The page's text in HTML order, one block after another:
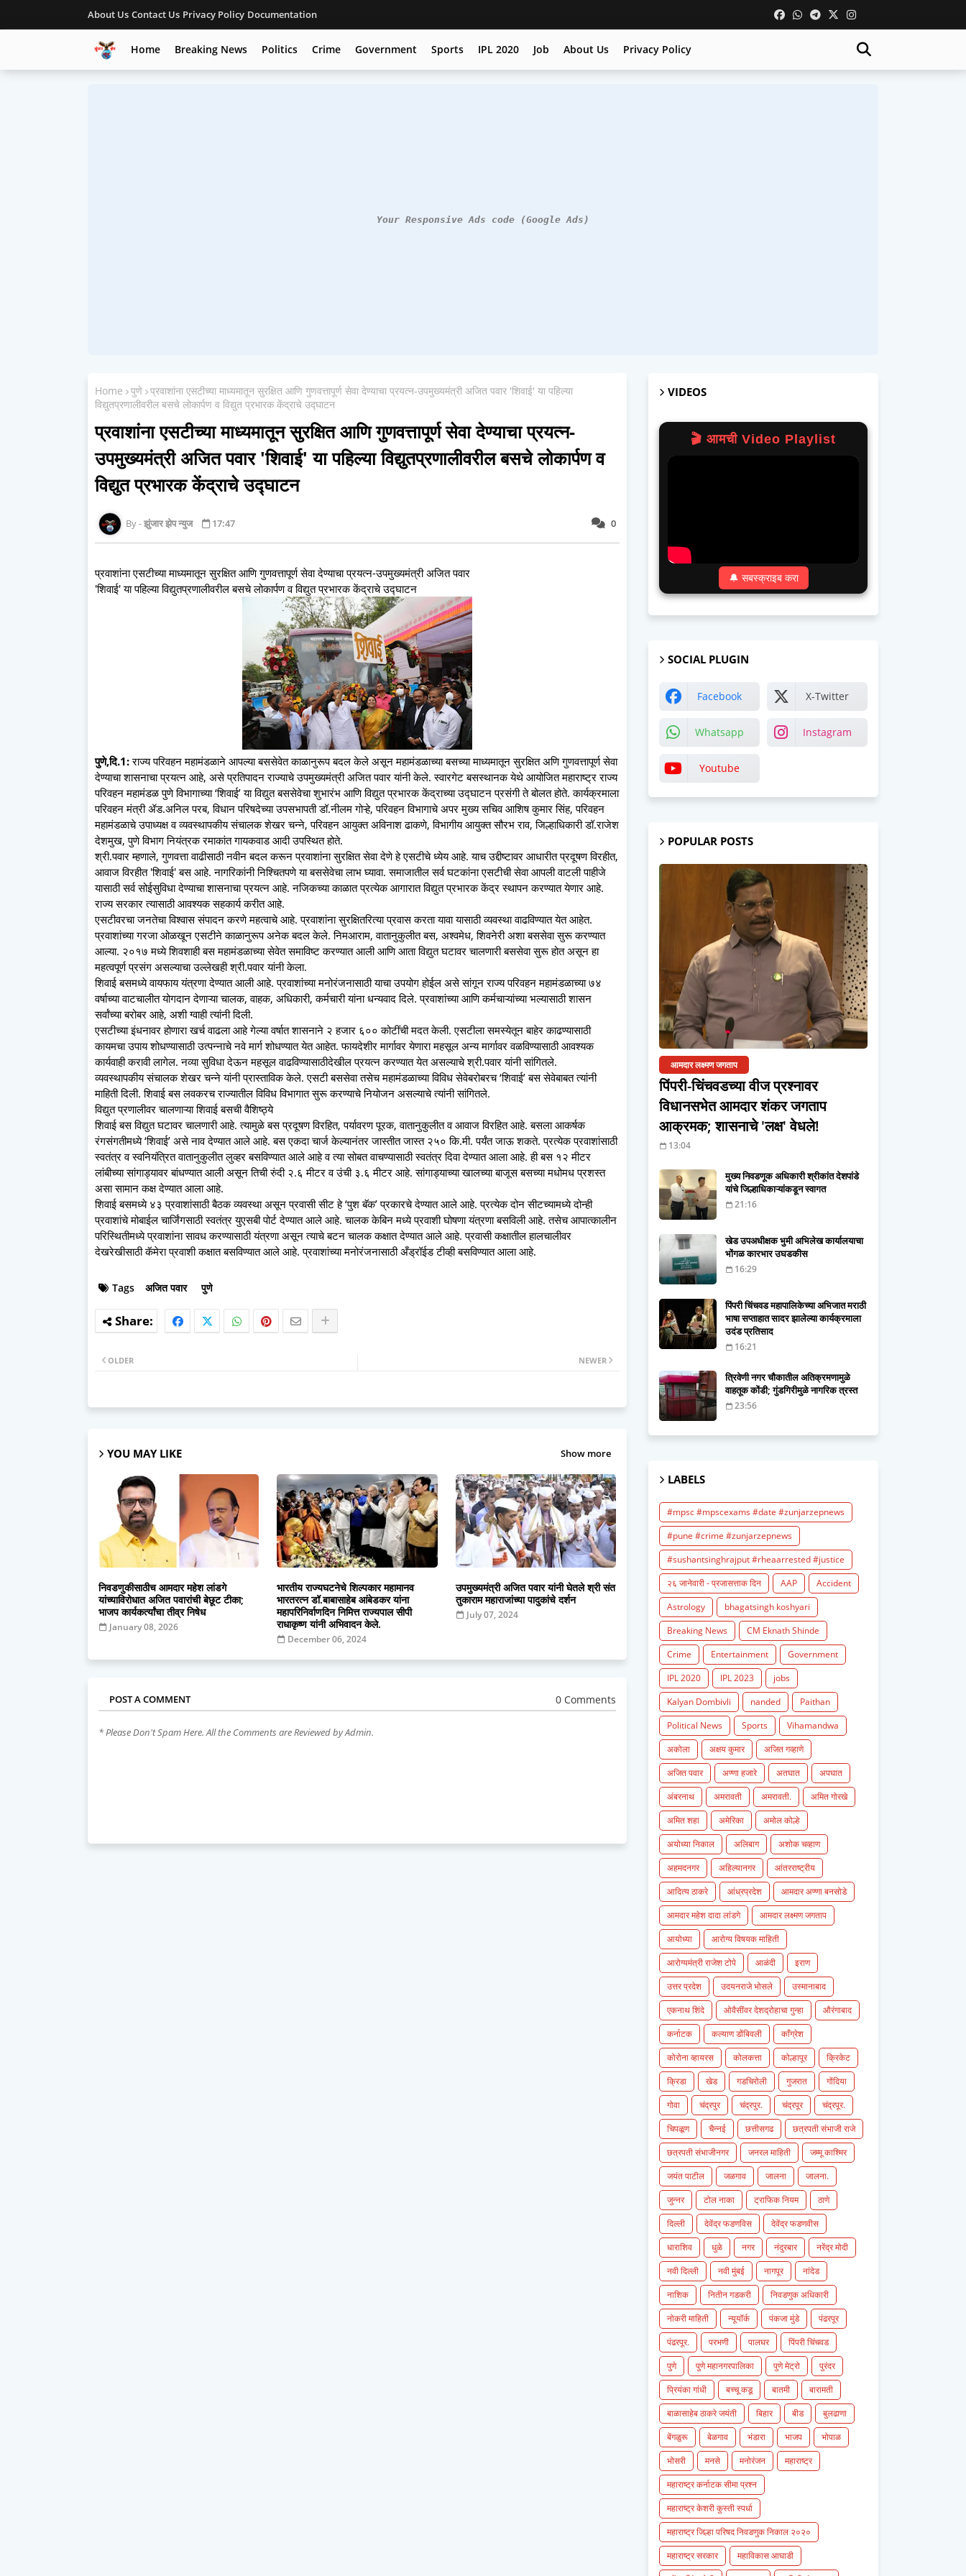
About Us Contact Us Privacy Policy Documentation
Home Breaking News Politics Crime Government Sports IPL 2020 Job About Us Privacy Policy
Your Responsive Ads code (Google Ads)
Home पुणे प्रवाशांना एसटीच्या माध्यमातून सुरक्षित आणि गुणवत्तापूर्ण सेवा देण्याचा प्रयत्न-उपमुख्यमंत्री अजित पवार 'शिवाई' या पहिल्या
विद्युतप्रणालीवरील बसचे लोकार्पण व विद्युत प्रभारक केंद्राचे उद्घाटन
प्रवाशांना एसटीच्या माध्यमातून सुरक्षित आणि गुणवत्तापूर्ण सेवा देण्याचा प्रयत्न-
उपमुख्यमंत्री अजित पवार 'शिवाई' या पहिल्या विद्युतप्रणालीवरील बसचे लोकार्पण व
विद्युत प्रभारक केंद्राचे उद्घाटन
0
झुंजार झेप न्युज 17:47
प्रवाशांना एसटीच्या माध्यमातून सुरक्षित आणि गुणवत्तापूर्ण सेवा देण्याचा प्रयत्न-उपमुख्यमंत्री अजित पवार
'शिवाई' या पहिल्या विद्युतप्रणालीवरील बसचे लोकार्पण व विद्युत प्रभारक केंद्राचे उद्घाटन
पुणे,दि.1:राज्य परिवहन महामंडळाने आपल्या बससेवेत काळानुरूप बदल केले असून महामंडळाच्या बसच्या माध्यमातून सुरक्षित अणि गुणवत्तापूर्ण सेवा
देण्याचा शासनाचा प्रयत्न आहे, असे प्रतिपादन राज्याचे उपमुख्यमंत्री अजित पवार यांनी केले. स्वारगेट बसस्थानक येथे आयोजित महाराष्ट्र राज्य
परिवहन महामंडळ पुणे विभागाच्या ‘शिवाई’ या विद्युत बससेवेचा शुभारंभ आणि विद्युत प्रभारक केंद्राच्या उद्घाटन प्रसंगी ते बोलत होते. कार्यक्रमाला
परिवहन मंत्री ॲड.अनिल परब, विधान परिषदेच्या उपसभापती डॉ.नीलम गोऱ्हे, परिवहन विभागाचे अपर मुख्य सचिव आशिष कुमार सिंह, परिवहन
महामंडळाचे उपाध्यक्ष व व्यवस्थापकीय संचालक शेखर चन्ने, परिवहन आयुक्त अविनाश ढाकणे, विभागीय आयुक्त सौरभ राव, जिल्हाधिकारी डॉ.राजेश
देशमुख, पुणे विभाग नियंत्रक रमाकांत गायकवाड आदी उपस्थित होते.
श्री.पवार म्हणाले, गुणवत्ता वाढीसाठी नवीन बदल करून प्रवाशांना सुरक्षित सेवा देणे हे एसटीचे ध्येय आहे. याच उद्दीष्टावर आधारीत प्रदूषण विरहीत,
आवाज विरहीत 'शिवाई' बस आहे. नागरिकांनी निश्चितपणे या बससेवेचा लाभ घ्यावा. समाजातील सर्व घटकांना एसटीची सेवा आपली वाटली पाहीजे
यासाठी सर्व सोईसुविधा देण्याचा शासनाचा प्रयत्न आहे. नजिकच्या काळात प्रत्येक आगारात विद्युत प्रभारक केंद्र स्थापन करण्यात येणार आहे.
राज्य सरकार त्यासाठी आवश्यक सहकार्य करीत आहे.
एसटीवरचा जनतेचा विश्वास संपादन करणे महत्वाचे आहे. प्रवाशांना सुरक्षितरित्या प्रवास करता यावा यासाठी व्यवस्था वाढविण्यात येत आहेत.
प्रवाशांच्या गरजा ओळखून एसटीने काळानुरूप अनेक बदल केले. निमआराम, वातानुकुलीत बस, अश्वमेध, शिवनेरी अशा बससेवा सुरू करण्यात
आल्या. २०१७ मध्ये शिवशाही बस महामंडळाच्या सेवेत समाविष्ट करण्यात आली आणि आता विद्युत घटावर चालणारी बससेवा सुरू होत असून हा
महत्वपूर्ण प्रसंग असल्याचा उल्लेखही श्री.पवार यांनी केला.
शिवाई बसमध्ये वायफाय यंत्रणा देण्यात आली आहे. प्रवाशांच्या मनोरंजनासाठी याचा उपयोग होईल असे सांगून राज्य परिवहन महामंडळाच्या ७४
वर्षाच्या वाटचालीत योगदान देणाऱ्या चालक, वाहक, अधिकारी, कर्मचारी यांना धन्यवाद दिले. प्रवाशांच्या आणि कर्मचाऱ्यांच्या भल्यासाठी शासन
सर्वांच्या बरोबर आहे, अशी ग्वाही त्यांनी दिली.
एसटीच्या इंधनावर होणारा खर्च वाढला आहे गेल्या वर्षात शासनाने २ हजार ६०० कोटींची मदत केली. एसटीला समस्येतून बाहेर काढण्यासाठी
कायमचा उपाय शोधण्यासाठी उत्पन्नाचे नवे मार्ग शोधण्यात येत आहेत. फायदेशीर मार्गावर येणारा महसूल अन्य मार्गावर वळविण्यासाठी आवश्यक
कार्यवाही करावी लागेल. नव्या सुविधा देऊन महसूल वाढविण्यासाठीदेखील प्रयत्न करण्यात येत असल्याचे श्री.पवार यांनी सांगितले.
व्यवस्थापकीय संचालक शेखर चन्ने यांनी प्रास्ताविक केले. एसटी बससेवा तसेच महामंडळाच्या विविध सेवेबरोबरच ‘शिवाई’ बस सेवेबाबत त्यांनी
माहिती दिली. शिवाई बस लवकरच राज्यातील विविध विभागात सुरू करण्याचे नियोजन असल्याचे त्यांनी सांगितले.
विद्युत प्रणालीवर चालणाऱ्या शिवाई बसची वैशिष्ठ्ये
शिवाई बस विद्युत घटावर चालणारी आहे. त्यामुळे बस प्रदूषण विरहित, पर्यावरण पूरक, वातानुकुलीत व आवाज विरहित आहे. बसला आकर्षक
रंगसंगतीमध्ये ‘शिवाई’ असे नाव देण्यात आले आहे. बस एकदा चार्ज केल्यानंतर जास्तीत जास्त २५० कि.मी. पर्यंत जाऊ शकते. प्रत्येक प्रवाशांसाठी
स्वतंत्र व स्वनियंत्रित वातानुकुलीत लुव्हर बसविण्यात आले आहे व त्या सोबत वाचण्यासाठी स्वतंत्र दिवा देण्यात आला आहे. ही बस १२ मीटर
लांबीच्या सांगाड्यावर बांधण्यात आली असून तिची रुंदी २.६ मीटर व उंची ३.६ मीटर आहे. सांगाड्याच्या खालच्या बाजूस बसच्या मधोमध प्रशस्त
असा सामान कक्ष देण्यात आला आहे.
शिवाई बसमध्ये ४३ प्रवाशांसाठी बैठक व्यवस्था असून प्रवासी सीट हे ‘पुश बॅक’ प्रकारचे देण्यात आले आहे. प्रत्येक दोन सीटच्यामध्ये दोन्ही
प्रवाशांचे मोबाईल चार्जिंगसाठी स्वतंत्र युएसबी पोर्ट देण्यात आले आहे. चालक केबिन मध्ये प्रवाशी घोषणा यंत्रणा बसविली आहे. तसेच आपात्कालीन
परिस्थितीमध्ये प्रवाशांना सावध करण्यासाठी यंत्रणा असून त्याचे बटन चालक कक्षात देण्यात आले आहे. प्रवासी कक्षातील हालचालीवर
देखरेखीसाठी कॅमेरा प्रवाशी कक्षात बसविण्यात आले आहे. प्रवाशांच्या मनोरंजनासाठी अँड्रॉईड टीव्ही बसविण्यात आला आहे.
Tags अजित पवार पुणे
NEWER
OLDER
YOU MAY LIKE Show more
निवडणुकीसाठीच आमदार महेश लांडगे
यांच्याविरोधात अजित पवारांची बेछूट टीका;
भाजप कार्यकर्त्यांचा तीव्र निषेध
January 08, 2026
भारतीय राज्यघटनेचे शिल्पकार महामानव
भारतरत्न डॉ.बाबासाहेब आंबेडकर यांना
महापरिनिर्वाणदिन निमित्त राज्यपाल सीपी
राधाकृष्ण यांनी अभिवादन केले.
December 06, 2024
उपमुख्यमंत्री अजित पवार यांनी घेतले श्री संत
तुकाराम महाराजांच्या पादुकांचे दर्शन
July 07, 2024
POST A COMMENT 0 Comments
* Please Don't Spam Here. All the Comments are Reviewed by Admin.
VIDEOS
🎬 आमची Video Playlist
🔔 सबस्क्राइब करा
SOCIAL PLUGIN
Facebook X-Twitter
Whatsapp Instagram
Youtube
POPULAR POSTS
आमदार लक्ष्मण जगताप
पिंपरी-चिंचवडच्या वीज प्रश्नावर
विधानसभेत आमदार शंकर जगताप
आक्रमक; शासनाचे 'लक्ष' वेधले!
13:04
मुख्य निवडणूक अधिकारी श्रीकांत देशपांडे
यांचे जिल्हाधिकाऱ्यांकडून स्वागत
21:16
खेड उपअधीक्षक भुमी अभिलेख कार्यालयाचा
भोंगळ कारभार उघडकीस
16:29
पिंपरी चिंचवड महापालिकेच्या अभिजात मराठी
भाषा सप्ताहात सादर झालेल्या कार्यक्रमाला
उदंड प्रतिसाद
16:21
त्रिवेणी नगर चौकातील अतिक्रमणामुळे
वाहतूक कोंडी; गुंडगिरीमुळे नागरिक त्रस्त
23:56
LABELS
#mpsc #mpscexams #date #zunjarzepnews
#pune #crime #zunjarzepnews
#sushantsinghrajput #rheaarrested #justice
२६ जानेवारी - प्रजासत्ताक दिन
AAP
Accident
Astrology
bhagatsingh koshyari
Breaking News
CM Eknath Shinde
Crime
Entertainment
Government
IPL 2020
IPL 2023
jobs
Kalyan Dombivli
nanded
Paithan
Political News
Sports
Vihamandwa
अकोला
अक्षय कुमार
अजित गव्हाणे
अजित पवार
अण्णा हजारे अतघात
अपघात
अंबरनाथ
अमरावती अमरावती.
अमित गोरखे
अमित शहा
अमेरिका
अमोल कोल्हे
अयोध्या निकाल
अलिबाग
अशोक चव्हाण
अहमदनगर
अहिल्यानगर
आंतरराष्ट्रीय
आदित्य ठाकरे
आंध्रप्रदेश
आमदार अण्णा बनसोडे
आमदार महेश दादा लांडगे
आमदार लक्ष्मण जगताप
आयोध्या
आरोग्य विषयक माहिती
आरोग्यमंत्री राजेश टोपे
आळंदी
इराण
उत्तर प्रदेश
उदयनराजे भोसले
उस्मानाबाद
एकनाथ शिंदे
ओवैसींवर देशद्रोहाचा गुन्हा
औरंगाबाद
कर्नाटक
कल्याण डोंबिवली
काँग्रेश
कोरोना व्हायरस
कोलकत्ता कोल्हापूर
क्रिकेट
क्रिडा
खेड गडचिरोली गुजरात
गोंदिया
गोवा
चंद्रपुर चंद्रपुर. चंद्रपूर
चंद्रपूर.
चिपळूण
चैन्नई छत्तीसगढ
छत्रपती संभाजी राजे
छत्रपती संभाजीनगर
जनरल माहिती
जम्मू काश्मिर
जयंत पाटील
जळगाव जालना
जालना.
जुन्नर
टोल नाका ट्राफिक नियम
ठाणे
दिल्ली
देवेंद्र फडणविस
देवेंद्र फडणवीस
धाराशिव
धुळे नगर नंदुरबार
नरेंद्र मोदी
नवी दिल्ली
नवी मुंबई नागपूर
नांदेड
नाशिक
नितीन गडकरी
निवडणुक अधिकारी
नोकरी माहिती
न्यूयॉर्क पंकजा मुंडे
पंढरपूर
पंढरपूर.
परभणी पालघर
पिंपरी चिंचवड
पुणे
पुणे महानगरपालिका पुणे मेट्रो
पुरंदर
प्रियंका गांधी
बच्चू कडू बातमी
बारामती
बाळासाहेब ठाकरे जयंती
बिहार बीड
बुलढाणा
बेंगळुरू
बेळगाव भंडारा भाजप
भोपाळ
भोसरी
मनसे मनोरंजन
महाराष्ट्र
महाराष्ट्र कर्नाटक सीमा प्रश्न
महाराष्ट्र केशरी कुस्ती स्पर्धा
महाराष्ट्र जिल्हा परिषद निवडणुक निकाल २०२०
महाराष्ट्र सरकार
महाविकास आघाडी